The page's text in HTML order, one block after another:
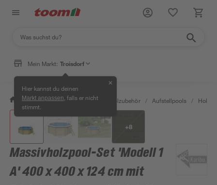
Mein Markt: Troisdorf
Hier kannst du deinen
Markt anpassen , falls er nicht
stimmt.
✕
/ Garten & Freizeit / Pools & Poolzubehör / Aufstellpools /
+8
Massivholzpool-Set 'Modell 1
A' 400 x 400 x 124 cm mit